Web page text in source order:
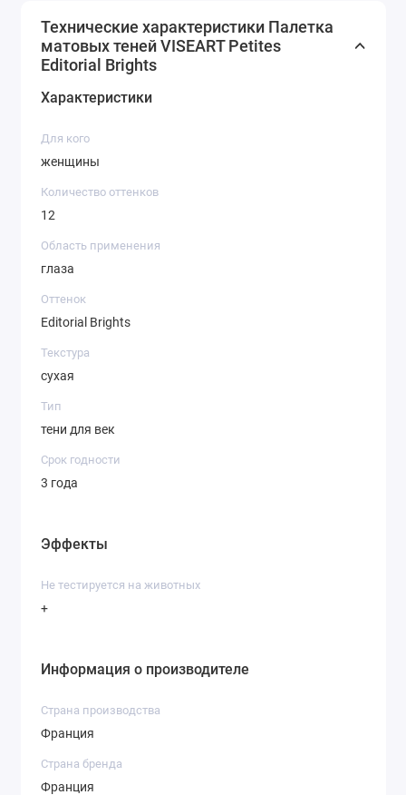
Технические характеристики Палетка
матовых теней VISEART Petites
Editorial Brights
Характеристики
Для кого
женщины
Количество оттенков
12
Область применения
глаза
Оттенок
Editorial Brights
Текстура
сухая
Тип
тени для век
Срок годности
3 года
Эффекты
Не тестируется на животных
+
Информация о производителе
Страна производства
Франция
Страна бренда
Франция